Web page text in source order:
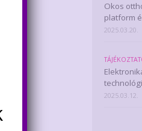
Okos
platform
2025.03.20.
2025.03.12.